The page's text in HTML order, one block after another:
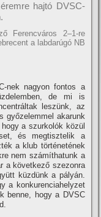
hajtó DVSC-
Ferencváros 2–1-re
a labdarúgó NB
nek nagyon fontos a
de mi is
leszünk, az
győzelemmel akarunk
a szurkolók közül
és megtisztelik a
a klub történetének
nem számí­thatunk a
a következő szezonra
küzdünk a pályán.
a konkurenciahelyzet
benne, hogy a DVSC